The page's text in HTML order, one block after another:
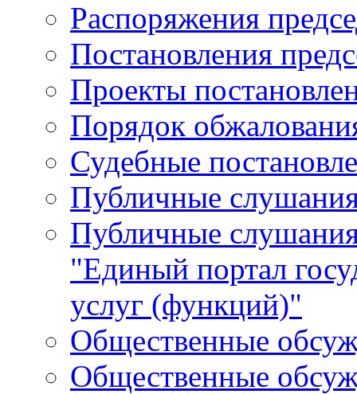
Распоряжения
Постановления
Проекты
Порядок
Судебные
Публичные
Публичные
"Единый портал
услуг (функций)"
Общественные
Общественные